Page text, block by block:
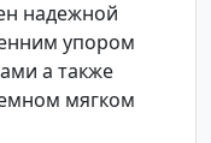
надежной
упором
а также
мягком